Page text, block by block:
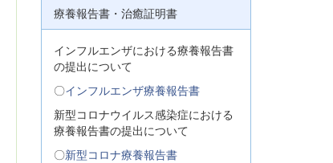
療養報告書・治癒証明書
インフルエンザにおける療養報告書
の提出について
〇インフルエンザ療養報告書
新型コロナウイルス感染症における
療養報告書の提出について
〇新型コロナ療養報告書